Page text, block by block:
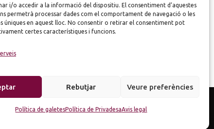
i/o accedir a la informació del dispositiu. El consentiment d’aquestes
permetrà processar dades com el comportament de navegació o les
úniques en aquest lloc. No consentir o retirar el consentiment pot
certes característiques i funcions.
Rebutjar Veure preferències
Política de galetesPolítica de PrivadesaAvis legal